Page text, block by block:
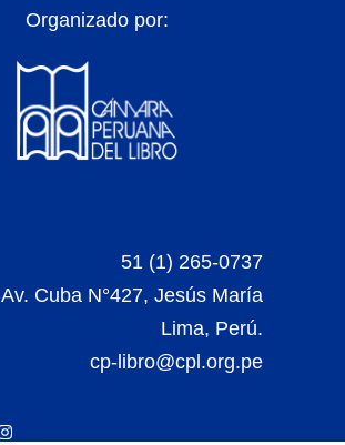
Organizado por:
51 (1) 265-0737
Av. Cuba N°427, Jesús María
Lima, Perú.
cp-libro@cpl.org.pe